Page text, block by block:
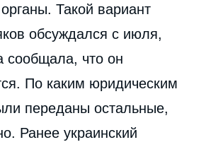
Такой вариант
обсуждался с июля,
сообщала, что он
По каким юридическим
переданы остальные,
Ранее украинский